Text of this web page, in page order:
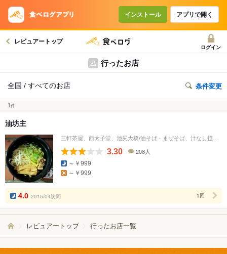
インストール アプリで開く
レビュアートップ
ログイン
行ったお店
全国 / すべてのお店 条件変更
1 件
油坊主
3.30
数
208人
～￥999
～￥999
4.0 2015/04訪問 1回
レビュアートップ 行ったお店一覧